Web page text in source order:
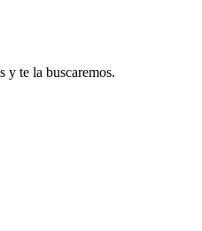
y te la buscaremos.